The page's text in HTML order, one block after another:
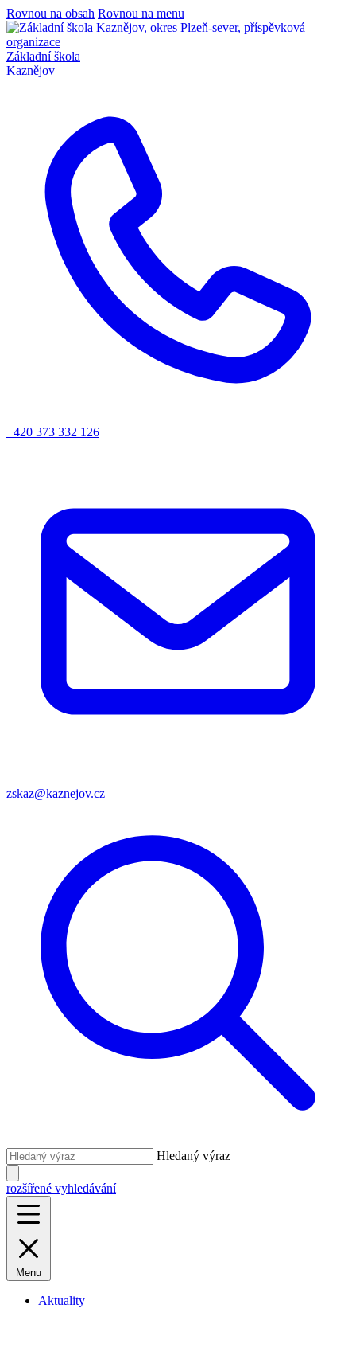
Rovnou na obsah Rovnou na menu
Základní škola
Kaznějov
+420 373 332 126
zskaz@kaznejov.cz
Hledaný výraz
rozšířené vyhledávání
Menu
Aktuality